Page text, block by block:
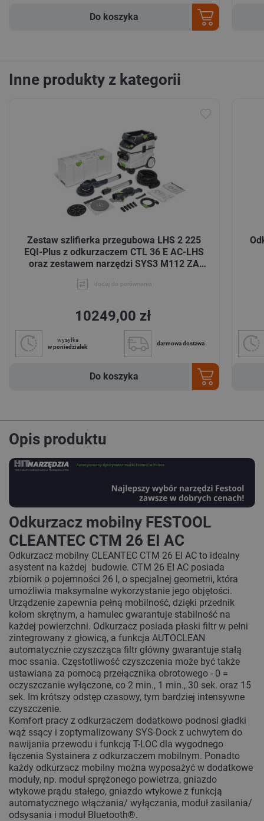
Do koszyka
Inne produkty z kategorii
Zestaw szlifierka przegubowa LHS 2 225
EQI-Plus z odkurzaczem CTL 36 E AC-LHS
oraz zestawem narzędzi SYS3 M112 ZA
dodaj do porównania
10249,00 zł
wysyłka
w poniedziałek
darmowa dostawa
Do koszyka
Opis produktu
Odkurzacz mobilny FESTOOL
CLEANTEC CTM 26 EI AC
Odkurzacz mobilny CLEANTEC CTM 26 EI AC to idealny
asystent na każdej budowie. CTM 26 EI AC posiada
zbiornik o pojemności 26 l, o specjalnej geometrii, która
umożliwia maksymalne wykorzystanie jego objętości.
Urządzenie zapewnia pełną mobilność, dzięki przednik
kołom skrętnym, a hamulec gwarantuje stabilność na
każdej powierzchni. Odkurzacz posiada płaski filtr w pełni
zintegrowany z głowicą, a funkcja AUTOCLEAN
automatycznie czyszcząca filtr główny gwarantuje stałą
moc ssania. Częstotliwość czyszczenia może być także
ustawiana za pomocą przełącznika obrotowego - 0 =
oczyszczanie wyłączone, co 2 min., 1 min., 30 sek. oraz 15
sek. Im krótszy odstęp czasowy, tym bardziej intensywne
czyszczenie.
Komfort pracy z odkurzaczem dodatkowo podnosi gładki
wąż ssący i zoptymalizowany SYS-Dock z uchwytem do
nawijania przewodu i funkcją T-LOC dla wygodnego
łączenia Systainera z odkurzaczem mobilnym. Ponadto
każdy odkurzacz mobilny można wyposażyć w dodatkowe
moduły, np. moduł sprężonego powietrza, gniazdo
wtykowe prądu stałego, gniazdo wtykowe z funkcją
automatycznego włączania/ wyłączania, moduł zasilania/
odsysania i moduł Bluetooth®.